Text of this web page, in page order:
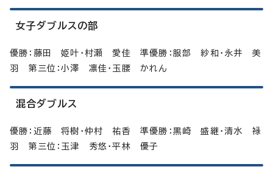
女子ダブルスの部
優勝：藤田 姫叶・村瀬 愛佳 準優勝：服部 紗和・永井 美
羽 第三位：小澤 凛佳・玉腰 かれん
混合ダブルス
優勝：近藤 将樹・仲村 祐香 準優勝：黒崎 盛継・清水 禄
羽 第三位：玉津 秀悠・平林 優子